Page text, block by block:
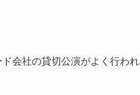
会社の貸切公演がよく行われ